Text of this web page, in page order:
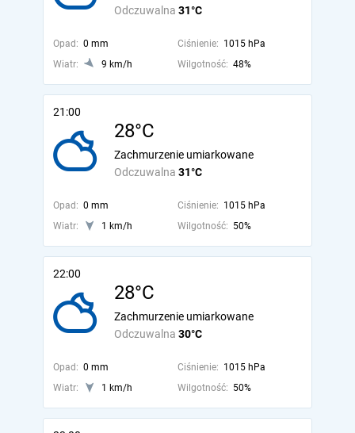
Odczuwalna 31°C
Opad: 0 mm Ciśnienie: 1015 hPa
Wiatr:
9 km/h Wilgotność: 48%
21:00
28°C
Odczuwalna 31°C
Zachmurzenie umiarkowane
Opad: 0 mm Ciśnienie: 1015 hPa
Wiatr:
1 km/h Wilgotność: 50%
22:00
28°C
Odczuwalna 30°C
Zachmurzenie umiarkowane
Opad: 0 mm Ciśnienie: 1015 hPa
Wiatr:
1 km/h Wilgotność: 50%